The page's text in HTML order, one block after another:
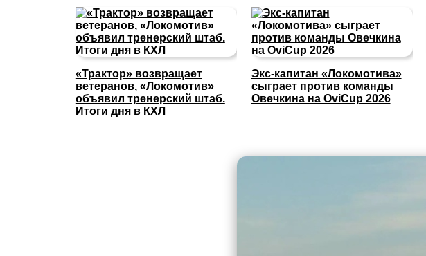
«Трактор» возвращает
ветеранов, «Локомотив»
объявил тренерский штаб.
Итоги дня в КХЛ
Экс-капитан «Локомотива»
сыграет против команды
Овечкина на OviCup 2026